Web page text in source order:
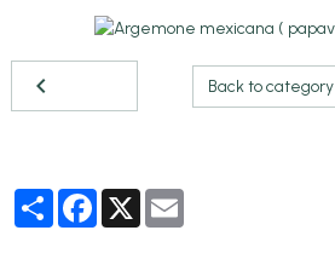
Back to category
PartagerFacebook
X